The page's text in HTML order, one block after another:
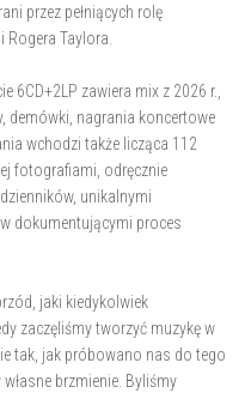
przez pełniących rolę
Taylora.
6CD+2LP zawiera mix z 2026 r.,
demówki, nagrania koncertowe
wchodzi także licząca 112
fotografiami, odręcznie
unikalnymi
dokumentującymi proces
jaki kiedykolwiek
zaczęliśmy tworzyć muzykę w
tak, jak próbowano nas do tego
brzmienie. Byliśmy